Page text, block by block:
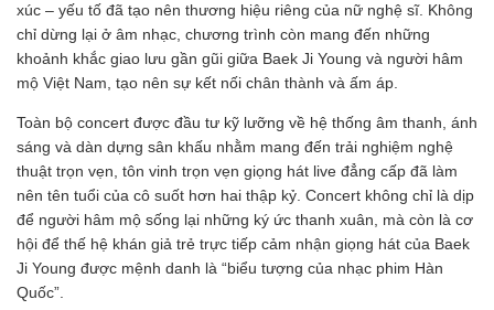
xúc – yếu tố đã tạo nên thương hiệu riêng của nữ nghệ sĩ. Không
chỉ dừng lại ở âm nhạc, chương trình còn mang đến những
khoảnh khắc giao lưu gần gũi giữa Baek Ji Young và người hâm
mộ Việt Nam, tạo nên sự kết nối chân thành và ấm áp.
Toàn bộ concert được đầu tư kỹ lưỡng về hệ thống âm thanh, ánh
sáng và dàn dựng sân khấu nhằm mang đến trải nghiệm nghệ
thuật trọn vẹn, tôn vinh trọn vẹn giọng hát live đẳng cấp đã làm
nên tên tuổi của cô suốt hơn hai thập kỷ. Concert không chỉ là dịp
để người hâm mộ sống lại những ký ức thanh xuân, mà còn là cơ
hội để thế hệ khán giả trẻ trực tiếp cảm nhận giọng hát của Baek
Ji Young được mệnh danh là “biểu tượng của nhạc phim Hàn
Quốc”.